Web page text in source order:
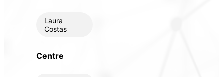
Laura
Costas
Centre